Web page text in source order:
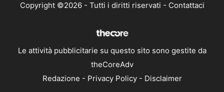
Copyright ©2026 - Tutti i diritti riservati - Contattaci
Le attività pubblicitarie su questo sito sono gestite da
theCoreAdv
Redazione - Privacy Policy- Disclaimer